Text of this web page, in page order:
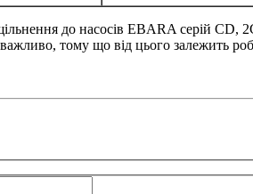
до насосів EBARA серій CD,
тому що від цього залежить